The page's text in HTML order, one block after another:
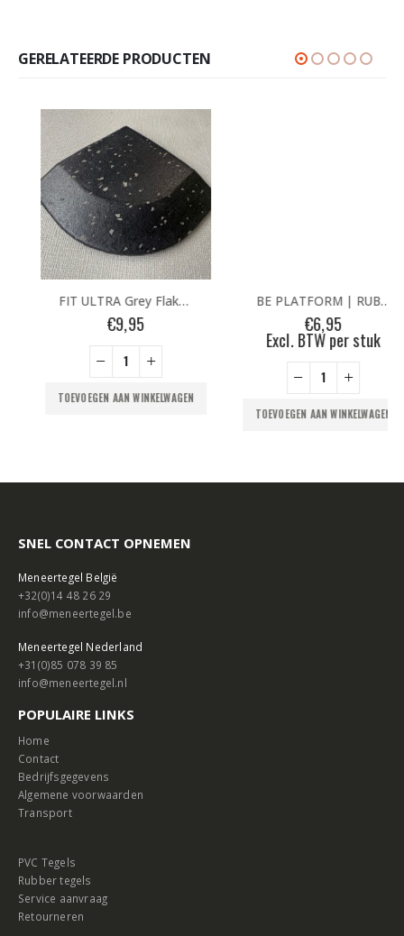
GERELATEERDE PRODUCTEN
FIT ULTRA Grey Flakes CORNER – 20mm
9,95
TOEVOEGEN AAN WINKELWAGEN
BE PLATFORM | RUBBER TEGEL 50-20 | ZWART
6,95
Excl. BTW per stuk
TOEVOEGEN AAN WINKELWAGEN
SNEL CONTACT OPNEMEN
Meneertegel België
+32(0)14 48 26 29
info@meneertegel.be
Meneertegel Nederland
+31(0)85 078 39 85
info@meneertegel.nl
POPULAIRE LINKS
Bedrijfsgegevens
Algemene voorwaarden
Transport
PVC Tegels
Rubber tegels
Service aanvraag